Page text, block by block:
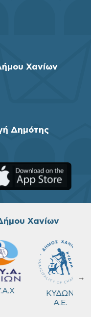
Χανίων
Δημότης
Χανίων
ΚΥΔΩΝ
→